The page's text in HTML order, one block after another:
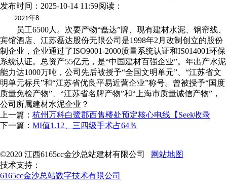
发布时间：2025-10-14 11:59阅读：
2021年8
员工6500人。次要产物“磊达”牌、现有建材水泥、钢帘线、
宾馆酒店、江苏磊达股份无限公司是1998年2月改制创立的股份
制企业，企业通过了ISO9001-2000质量系统认证和IS014001环保
系统认证。总资产55亿元，是“中国建材百强企业”。年出产水泥
能力达1000万吨，公司先后被授予“全国文明单元”、“江苏省文
明单元标兵”和“江苏省优良平易近营企业”称号。曾被授予“国度
质量免检产物”、“江苏省名牌产物”和“上海市质量诚信产物”，
公司所属建材水泥企业？
上一篇： 杭州万科白鹭郡西售楼处预定核心电线【Seek收录
下一篇： MI值1.12、三四级手术占64％
©2020 江西6165cc金沙总站建材有限公司
网站地图
技术支持：
6165cc金沙总站数字技术有限公司